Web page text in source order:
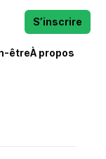
êtreÀ propos
S’inscrire